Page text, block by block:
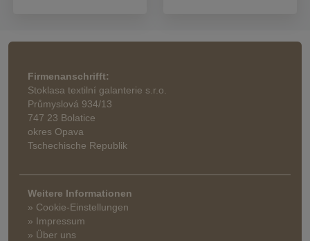
Firmenanschrifft:
Stoklasa textilní galanterie s.r.o.
Průmyslová 934/13
747 23 Bolatice
okres Opava
Tschechische Republik
Weitere Informationen
» Cookie-Einstellungen
» Impressum
» Über uns